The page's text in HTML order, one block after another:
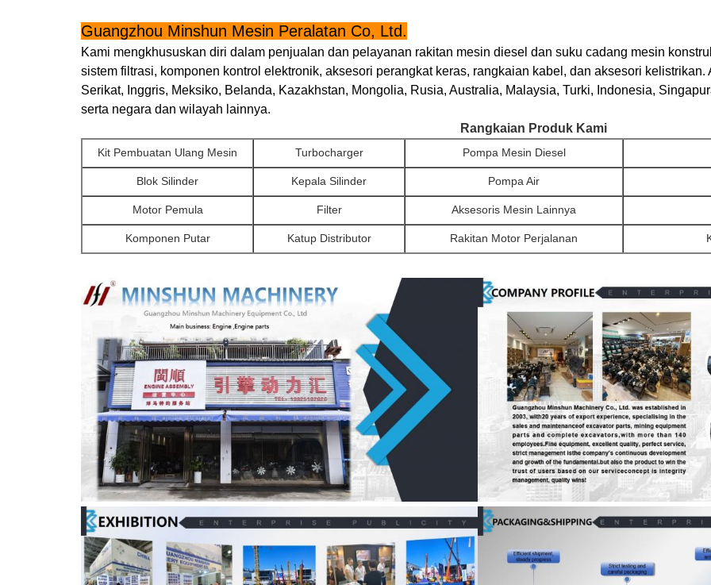
Guangzhou Minshun Mesin Peralatan Co, Ltd.
Kami mengkhususkan diri dalam penjualan dan pelayanan rakitan mesin diesel dan suku cadang mesin
sistem filtrasi, komponen kontrol elektronik, aksesori perangkat keras, rangkaian kabel, dan aksesori
Serikat, Inggris, Meksiko, Belanda, Kazakhstan, Mongolia, Rusia, Australia, Malaysia, Turki, Indonesia,
serta negara dan wilayah lainnya.
Rangkaian Produk Kami
Kit Pembuatan Ulang Mesin Turbocharger Pompa Mesin Diesel
Blok Silinder Kepala Silinder Pompa Air
Motor Pemula Filter Aksesoris Mesin Lainnya
Komponen Putar Katup Distributor Rakitan Motor Perjalanan